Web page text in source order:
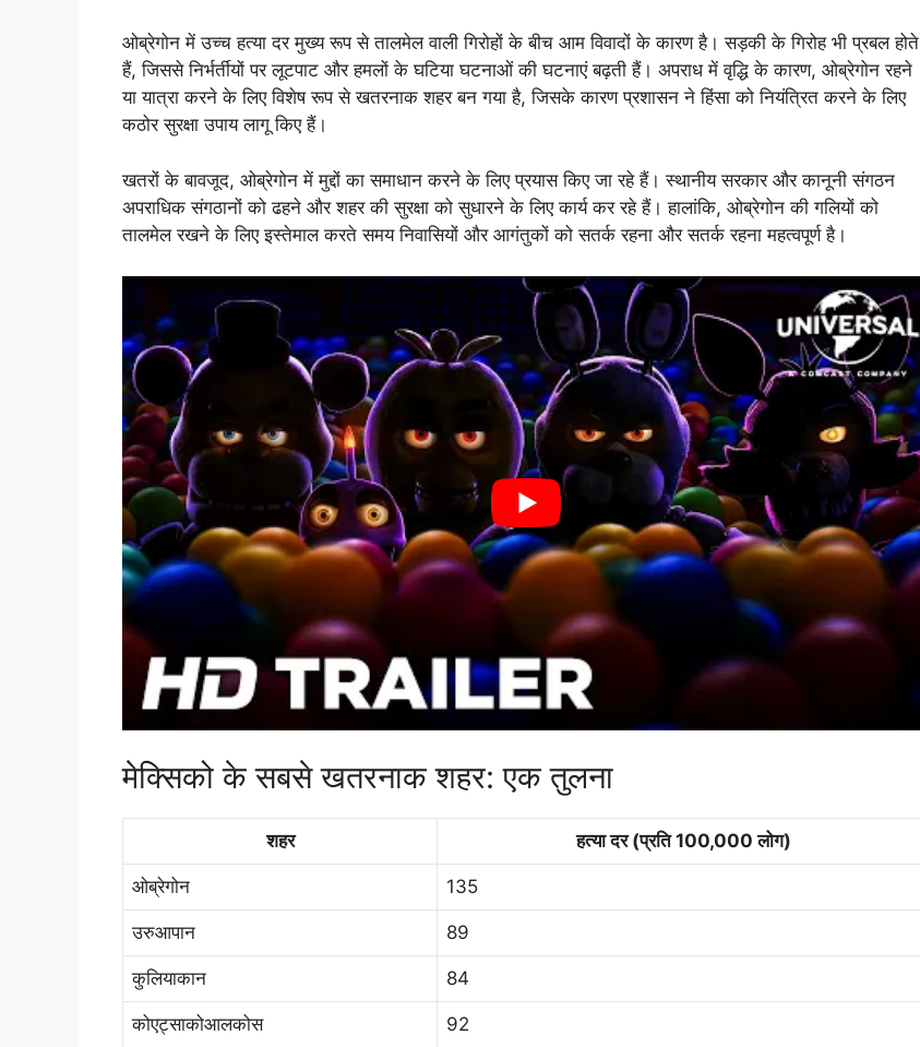
ओब्रेगोन में उच्च हत्या दर मुख्य रूप से तालमेल वाली गिरोहों के बीच आम विवादों के कारण है। सड़की के गिरोह भी प्रबल होते
हैं, जिससे निर्भर्तीयों पर लूटपाट और हमलों के घटिया घटनाओं की घटनाएं बढ़ती हैं। अपराध में वृद्धि के कारण, ओब्रेगोन रहने
या यात्रा करने के लिए विशेष रूप से खतरनाक शहर बन गया है, जिसके कारण प्रशासन ने हिंसा को नियंत्रित करने के लिए
कठोर सुरक्षा उपाय लागू किए हैं।
खतरों के बावजूद, ओब्रेगोन में मुद्दों का समाधान करने के लिए प्रयास किए जा रहे हैं। स्थानीय सरकार और कानूनी संगठन
अपराधिक संगठानों को ढहने और शहर की सुरक्षा को सुधारने के लिए कार्य कर रहे हैं। हालांकि, ओब्रेगोन की गलियों को
तालमेल रखने के लिए इस्तेमाल करते समय निवासियों और आगंतुकों को सतर्क रहना और सतर्क रहना महत्वपूर्ण है।
मेक्सिको के सबसे खतरनाक शहर: एक तुलना
शहर हत्या दर (प्रति 100,000 लोग)
ओब्रेगोन 135
उरुआपान 89
कुलियाकान 84
कोएट्साकोआलकोस 92